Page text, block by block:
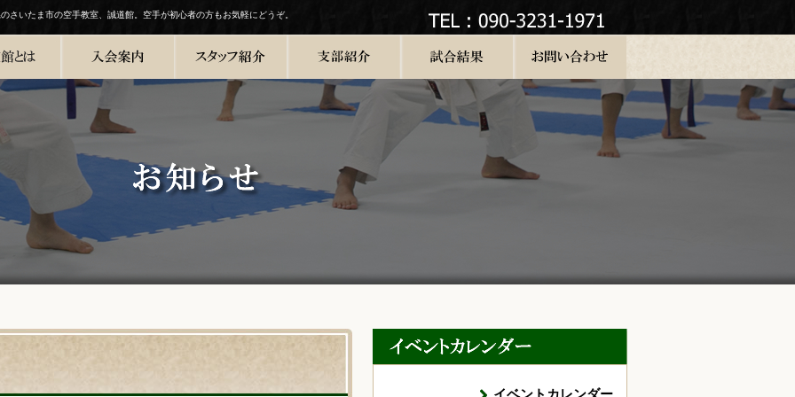
さいたま市の空手教室、誠道館。空手が初心者の方もお気軽にどうぞ。
イベントカレンダー